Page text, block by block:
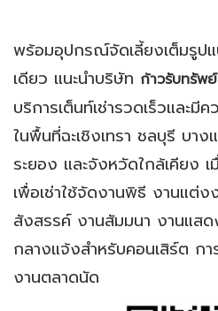
พร้อมอุปกรณ์จัดเลี้ยงเต็มรูป
เดียว แนะนำบริษัท ก้าวรับทรัพย์
บริการเต็นท์เช่ารวดเร็วและ
ในพื้นที่ฉะเชิงเทรา ชลบุรี บา
ระยอง และจังหวัดใกล้เคียง
เพื่อเช่าใช้จัดงานพิธี งานแต่
สังสรรค์ งานสัมมนา งานแส
กลางแจ้งสำหรับคอนเสิร์ต กา
งานตลาดนัด